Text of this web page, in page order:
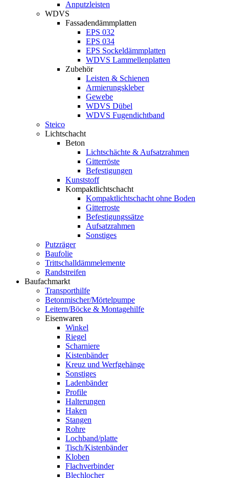
Anputzleisten
WDVS
Fassadendämmplatten
EPS 032
EPS 034
EPS Sockeldämmplatten
WDVS Lammellenplatten
Zubehör
Leisten & Schienen
Armierungskleber
Gewebe
WDVS Dübel
WDVS Fugendichtband
Steico
Lichtschacht
Beton
Lichtschächte & Aufsatzrahmen
Gitterröste
Befestigungen
Kunststoff
Kompaktlichtschacht
Kompaktlichtschacht ohne Boden
Gitterroste
Befestigungssätze
Aufsatzrahmen
Sonstiges
Putzräger
Baufolie
Trittschalldämmelemente
Randstreifen
Baufachmarkt
Transporthilfe
Betonmischer/Mörtelpumpe
Leitern/Böcke & Montagehilfe
Eisenwaren
Winkel
Riegel
Scharniere
Kistenbänder
Kreuz und Werfgehänge
Sonstiges
Ladenbänder
Profile
Halterungen
Haken
Stangen
Rohre
Lochband/platte
Tisch/Kistenbänder
Kloben
Flachverbinder
Blechlocher